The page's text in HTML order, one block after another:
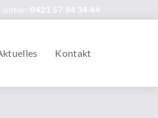
unter: 0421 57 84 34 44
Kontakt